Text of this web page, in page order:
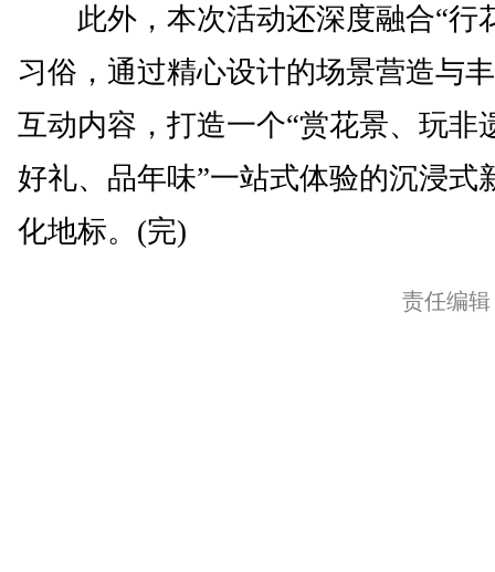
此外，本次活动还深度融合“行
习俗，通过精心设计的场景营造与
互动内容，打造一个“赏花景、玩非
好礼、品年味”一站式体验的沉浸式
化地标。(完)
责任编